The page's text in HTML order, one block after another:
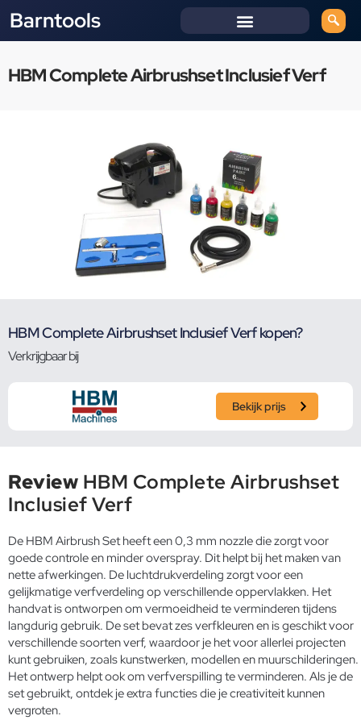
Barntools
HBM Complete Airbrushset Inclusief Verf
HBM Complete Airbrushset Inclusief Verf kopen?
Verkrijgbaar bij
Bekijk prijs
Review HBM Complete Airbrushset
Inclusief Verf
De HBM Airbrush Set heeft een 0,3 mm nozzle die zorgt voor
goede controle en minder overspray. Dit helpt bij het maken van
nette afwerkingen. De luchtdrukverdeling zorgt voor een
gelijkmatige verfverdeling op verschillende oppervlakken. Het
handvat is ontworpen om vermoeidheid te verminderen tijdens
langdurig gebruik. De set bevat zes verfkleuren en is geschikt voor
verschillende soorten verf, waardoor je het voor allerlei projecten
kunt gebruiken, zoals kunstwerken, modellen en muurschilderingen.
Het ontwerp helpt ook om verfverspilling te verminderen. Als je de
set gebruikt, ontdek je extra functies die je creativiteit kunnen
vergroten.